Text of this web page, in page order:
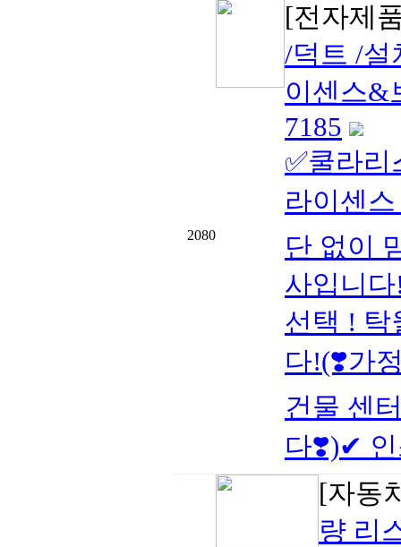
2080
[전자제
/덕트 /설
이센스&
7185
✅쿨라리
라이센
단 없이
사입니
선택 ! 탁
다!(❣️가
건물 센
다❣️)✔ 인
[자동
량 리